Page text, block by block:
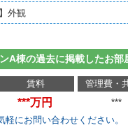
外観
A棟の過去に掲載したお部
賃料 管理費・
***万円 ***
軽にお問い合わせください。